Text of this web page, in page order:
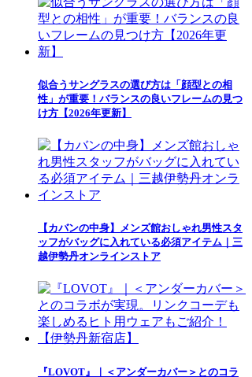
似合うサングラスの選び方は「顔型との相
性」が重要！バランスの良いフレームの見つ
け方【2026年更新】
【カバンの中身】メンズ館おしゃれ男性スタ
ッフがバッグに入れている必須アイテム｜三
越伊勢丹オンラインストア
『LOVOT』｜＜アンダーカバー＞とのコラ